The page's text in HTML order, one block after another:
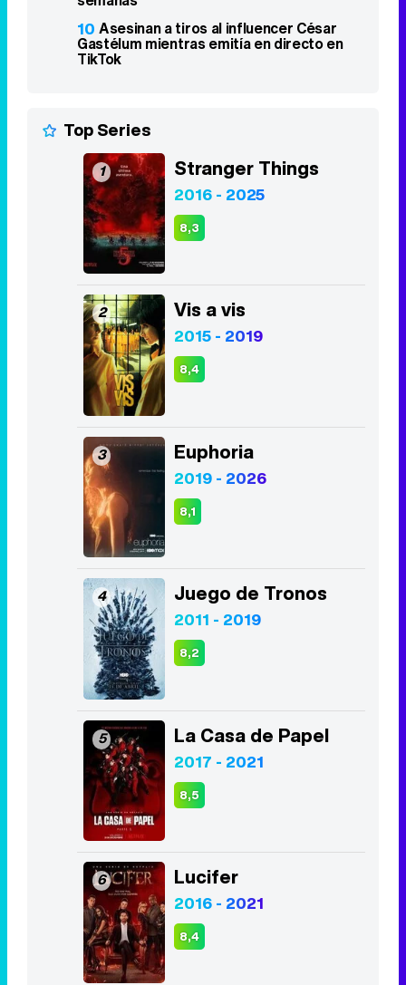
10 Asesinan a tiros al influencer César
Gastélum mientras emitía en directo en
TikTok
Top Series
1 Stranger Things
2016 - 2025
8,3
2 Vis a vis
2015 - 2019
8,4
3 Euphoria
2019 - 2026
8,1
4 Juego de Tronos
2011 - 2019
8,2
5 La Casa de Papel
2017 - 2021
8,5
6 Lucifer
2016 - 2021
8,4